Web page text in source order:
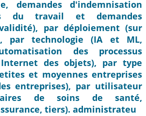
demandes d'indemnisation
du travail et demandes
par déploiement (sur
par technologie (IA et ML,
des processus
des objets), par type
et moyennes entreprises
entreprises), par utilisateur
de soins de santé,
tiers). administrateu